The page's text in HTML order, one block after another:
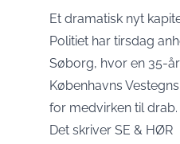
Et dramatisk nyt
Politiet har tirsdag
Søborg, hvor en 35-
Københavns
for medvirken til drab.
Det skriver SE & HØR